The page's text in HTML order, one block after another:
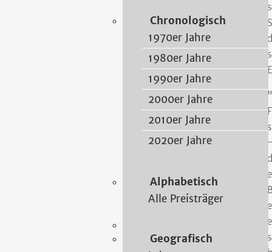
Chronologisch
1970er Jahre
1980er Jahre
1990er Jahre
2000er Jahre
2010er Jahre
2020er Jahre
Alphabetisch
Alle Preisträger
Geografisch
Karl Schmerbach
Hannover 1896 - Schlüchtern
Künstlerportrait
1978 Heimatforschung
Schlüchtern